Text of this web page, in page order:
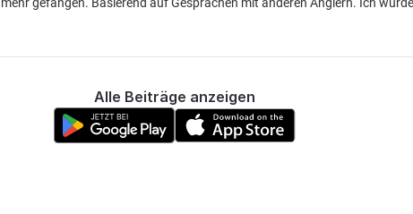
Alle Beiträge anzeigen